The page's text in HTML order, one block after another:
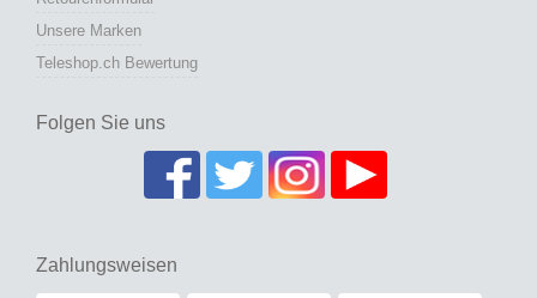
Unsere Marken
Teleshop.ch Bewertung
Folgen Sie uns
Zahlungsweisen